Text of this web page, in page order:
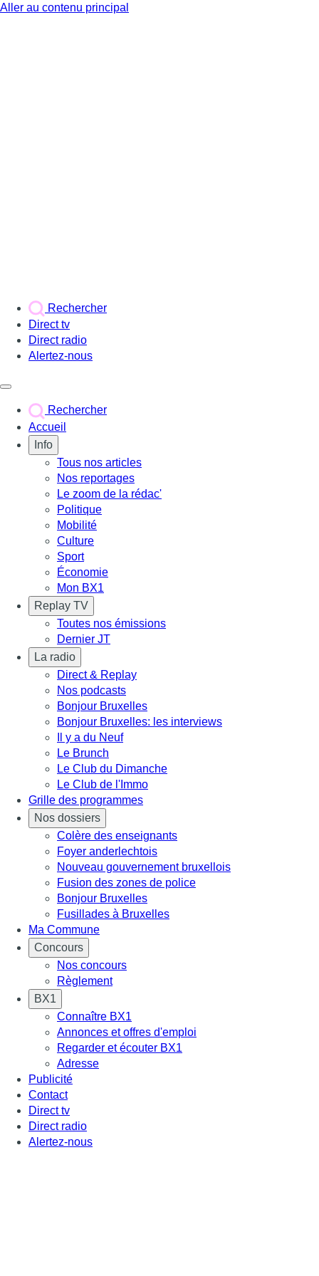
Aller au contenu principal
Rechercher
Direct tv
Direct radio
Alertez-nous
Rechercher
Accueil
Info
Tous nos articles
Nos reportages
Le zoom de la rédac'
Politique
Mobilité
Culture
Sport
Économie
Mon BX1
Replay TV
Toutes nos émissions
Dernier JT
La radio
Direct & Replay
Nos podcasts
Bonjour Bruxelles
Bonjour Bruxelles: les interviews
Il y a du Neuf
Le Brunch
Le Club du Dimanche
Le Club de l'Immo
Grille des programmes
Nos dossiers
Colère des enseignants
Foyer anderlechtois
Nouveau gouvernement bruxellois
Fusion des zones de police
Bonjour Bruxelles
Fusillades à Bruxelles
Ma Commune
Concours
Nos concours
Règlement
BX1
Connaître BX1
Annonces et offres d'emploi
Regarder et écouter BX1
Adresse
Publicité
Contact
Direct tv
Direct radio
Alertez-nous